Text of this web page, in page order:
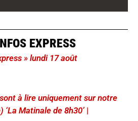
EXPRESS
» lundi 17 août
à lire uniquement sur notre
Matinale de 8h30’ |